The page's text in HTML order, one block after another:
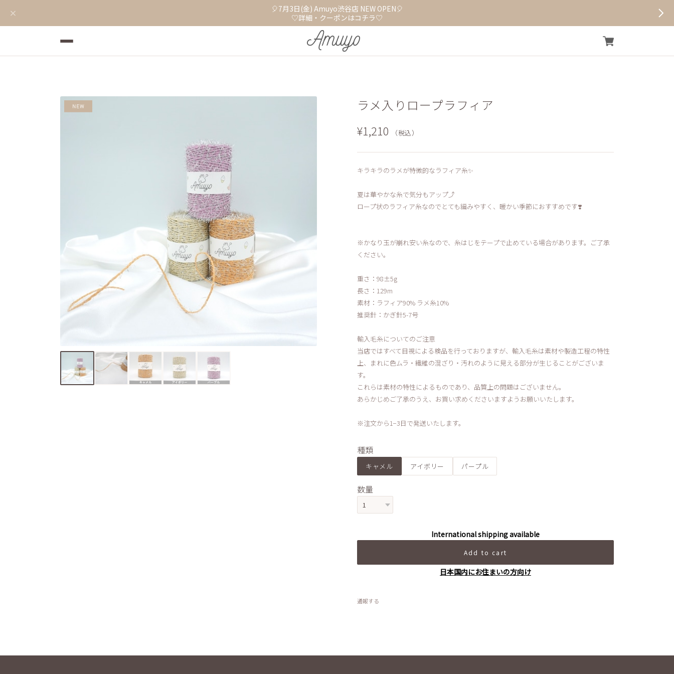
🎈7月3日(金) Amuyo渋谷店 NEW OPEN🎈
♡詳細・クーポンはコチラ♡
ラメ入りロープラフィア
¥1,210 （税込）
キラキラのラメが特徴的なラフィア糸✨
夏は華やかな糸で気分もアップ⤴️
ロープ状のラフィア糸なのでとても編みやすく、暖かい季節におすすめです❣️
※かなり玉が崩れ安い糸なので、糸はじをテープで止めている場合があります。ご了承
ください。
重さ：98±5g
長さ：129m
素材：ラフィア90% ラメ糸10%
推奨針：かぎ針5-7号
輸入毛糸についてのご注意
当店ではすべて目視による検品を行っておりますが、輸入毛糸は素材や製造工程の特性
上、まれに色ムラ・繊維の混ざり・汚れのように見える部分が生じることがございま
す。
これらは素材の特性によるものであり、品質上の問題はございません。
あらかじめご了承のうえ、お買い求めくださいますようお願いいたします。
※注文から1−3日で発送いたします。
種類
キャメル アイボリー パープル
数量
International shipping available
Add to cart
日本国内にお住まいの方向け
通報する